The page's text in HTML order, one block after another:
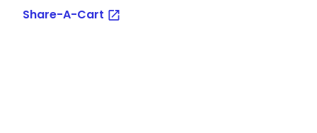
Share-A-Cart